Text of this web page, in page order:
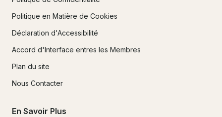
Politique en Matière de Cookies
Déclaration d'Accessibilité
Accord d'Interface entres les Membres
Plan du site
Nous Contacter
En Savoir Plus